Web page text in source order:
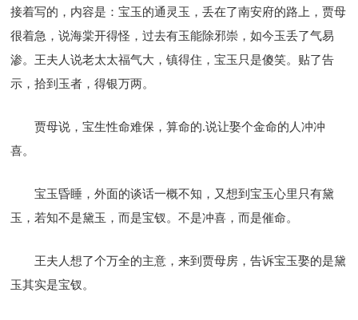
接着写的，内容是：宝玉的通灵玉，丢在了南安府的路上，贾母
很着急，说海棠开得怪，过去有玉能除邪崇，如今玉丢了气易
渗。王夫人说老太太福气大，镇得住，宝玉只是傻笑。贴了告
示，拾到玉者，得银万两。
贾母说，宝生性命难保，算命的.说让娶个金命的人冲冲
喜。
宝玉昏睡，外面的谈话一概不知，又想到宝玉心里只有黛
玉，若知不是黛玉，而是宝钗。不是冲喜，而是催命。
王夫人想了个万全的主意，来到贾母房，告诉宝玉娶的是黛
玉其实是宝钗。